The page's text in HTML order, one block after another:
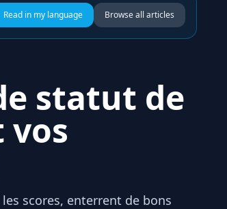
Read in my language Browse all articles
statut de
vos
scores, enterrent de bons